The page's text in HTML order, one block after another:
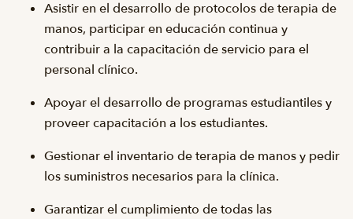
Asistir en el desarrollo de protocolos de terapia de
manos, participar en educación continua y
contribuir a la capacitación de servicio para el
personal clínico.
Apoyar el desarrollo de programas estudiantiles y
proveer capacitación a los estudiantes.
Gestionar el inventario de terapia de manos y pedir
los suministros necesarios para la clínica.
Garantizar el cumplimiento de todas las